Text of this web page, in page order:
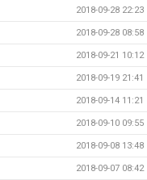
2018-09-28 22:23
2018-09-28 08:58
2018-09-21 10:12
2018-09-19 21:41
2018-09-14 11:21
2018-09-10 09:55
2018-09-08 13:48
2018-09-07 08:42